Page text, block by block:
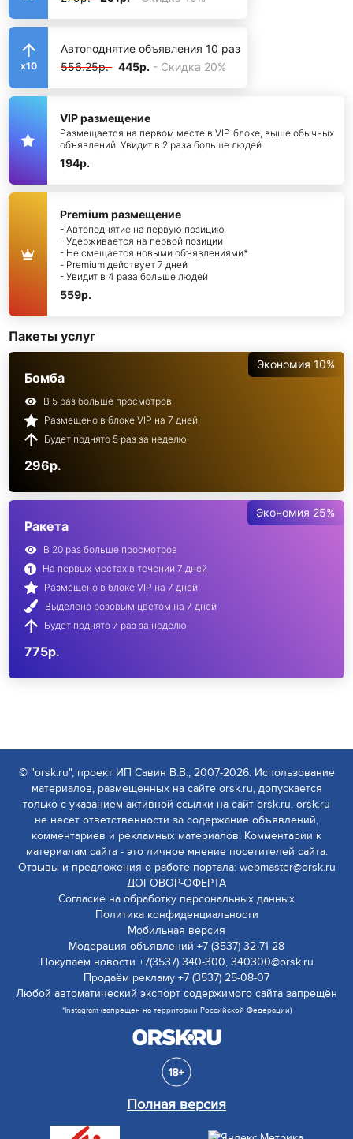
x10
Автоподнятие объявления 10 раз
556.25р. 445р. - Скидка 20%
VIP размещение
Размещается на первом месте в VIP-блоке, выше обычных
объявлений. Увидит в 2 раза больше людей
194р.
Premium размещение
- Автоподнятие на первую позицию
- Удерживается на первой позиции
- Не смещается новыми объявлениями*
- Premium действует 7 дней
- Увидит в 4 раза больше людей
559р.
Пакеты услуг
Экономия 10%
Бомба
В 5 раз больше просмотров
Размещено в блоке VIP на 7 дней
Будет поднято 5 раз за неделю
296р.
Экономия 25%
Ракета
В 20 раз больше просмотров
На первых местах в течении 7 дней
Размещено в блоке VIP на 7 дней
Выделено розовым цветом на 7 дней
Будет поднято 7 раз за неделю
775р.
© "orsk.ru", проект ИП Савин В.В., 2007-2026. Использование
материалов, размещенных на сайте orsk.ru, допускается
только с указанием активной ссылки на сайт orsk.ru. orsk.ru
не несет ответственности за содержание объявлений,
комментариев и рекламных материалов. Комментарии к
материалам сайта - это личное мнение посетителей сайта.
Отзывы и предложения о работе портала: webmaster@orsk.ru
ДОГОВОР-ОФЕРТА
Согласие на обработку персональных данных
Политика конфиденциальности
Мобильная версия
Модерация объявлений +7 (3537) 32-71-28
Покупаем новости +7(3537) 340-300, 340300@orsk.ru
Продаём рекламу +7 (3537) 25-08-07
Любой автоматический экспорт содержимого сайта запрещён
*Instagram (запрещен на территории Российской Федерации)
Полная версия